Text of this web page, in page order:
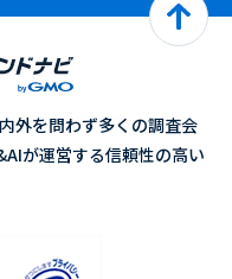
外を問わず多くの調査会
が運営する信頼性の高い